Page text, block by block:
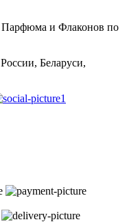
Парфюма и Флаконов по
Беларуси,